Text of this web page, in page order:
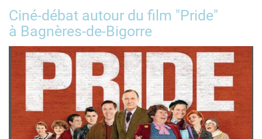
Ciné-débat autour du film "Pride"
à Bagnères-de-Bigorre